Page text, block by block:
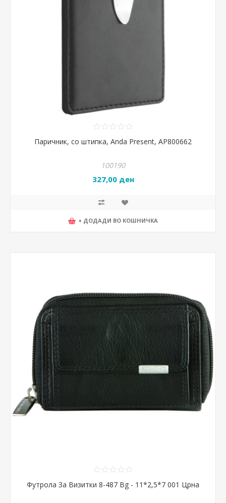
Паричник, со штипка, Anda Present, AP800662
100190
327,00 ден
+ ДОДАДИ ВО КОШНИЧКА
Футрола За Визитки 8-487 Bg - 11*2,5*7 001 Црна